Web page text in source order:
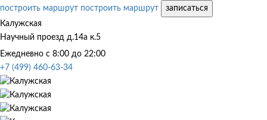
построить маршрут построить маршрут
записаться
Калужская
Научный проезд д.14а к.5
Ежедневно с 8:00 до 22:00
+7 (499) 460-63-34